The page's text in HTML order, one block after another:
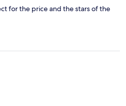
for the price and the stars of the